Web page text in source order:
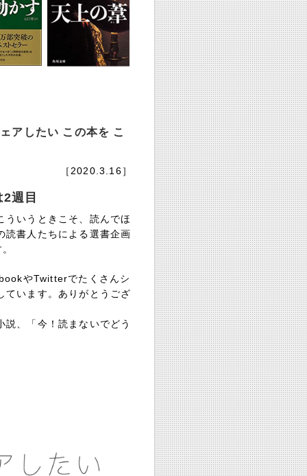
アしたい この本を こ
［2020.3.16］
週目
ういうときこそ、読んでほ
読書人たちによる選書企画
やTwitterでたくさんシ
ています。ありがとうござ
、「今！読まないでどう